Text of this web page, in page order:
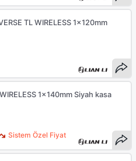
TL WIRELESS 1x120mm
Sistem Özel Fiyat
1x140mm Siyah kasa